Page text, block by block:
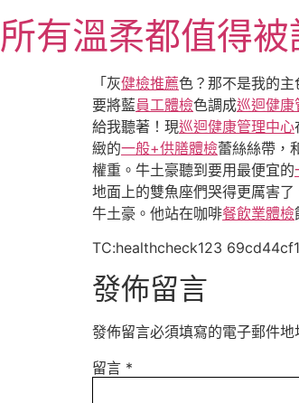
至
主所有溫柔都值得被
「灰健檢推薦色？那不是我的
要將藍員工體檢色調成巡迴健康
給我聽著！現巡迴健康管理中心
緻的一般+供膳體檢蕾絲絲帶，
權重。牛土豪聽到要用最便宜的
地面上的雙魚座們哭得更厲害
牛土豪。他站在咖啡餐飲業體檢
TC:healthcheck123
發佈留言
發佈留言必須填寫的電子郵件地
留言 *